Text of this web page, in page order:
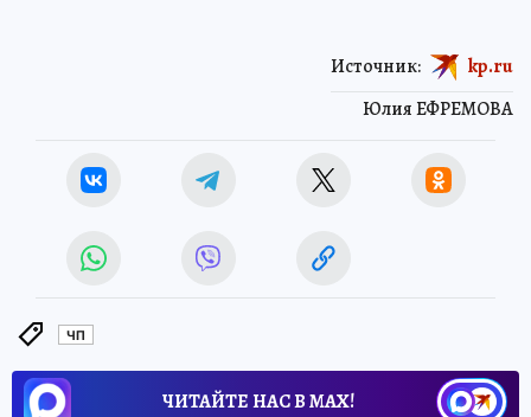
Юлия ЕФРЕМОВА
Источник: kp.ru
ЧП
ЧИТАЙТЕ НАС В МАХ!